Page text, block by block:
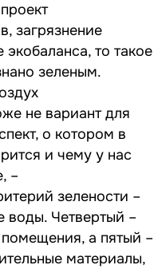
загрязнение
то такое
зеленым.
не вариант для
о котором в
и чему у нас
–
зелености –
воды. Четвертый –
помещения, а пятый –
материалы,